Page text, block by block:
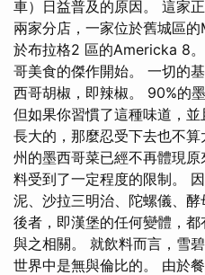
車）日益普及的原因。 這家
兩家分店，一家位於舊城區
於布拉格2 區的Americka 8
哥美食的傑作開始。 一切的
西哥胡椒，即辣椒。 90%的
但如果你習慣了這種味道，
長大的，那麼忍受下去也不算
州的墨西哥菜已經不再體現
料受到了一定程度的限制。
泥、沙拉三明治、陀螺儀、酵
後者，即漢堡的任何變體，
與之相關。 就飲料而言，雪
世界中是無與倫比的。 由於